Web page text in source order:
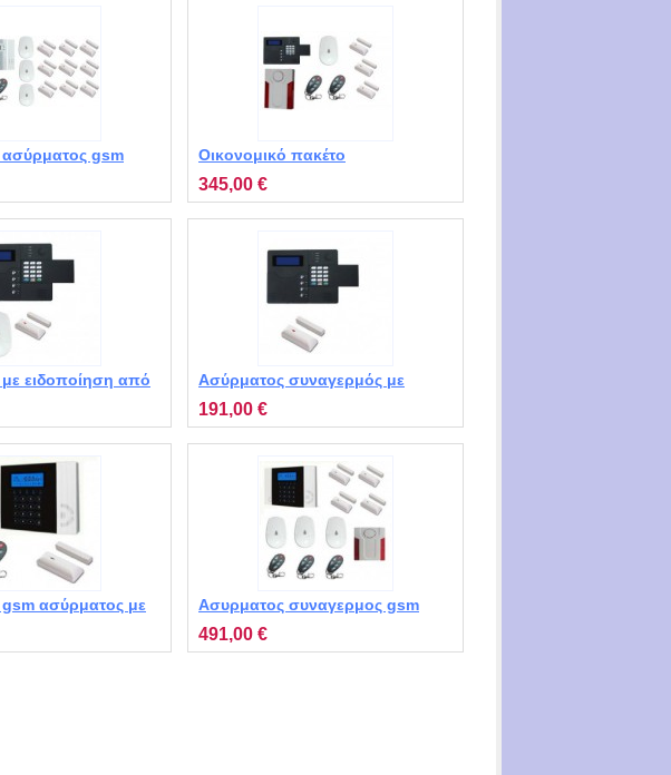
gsm
Οικονομικό πακέτο
συναγερμού με κάρτα sim STV
MT3121
345,00 €
ειδοποίηση από
Ασύρματος συναγερμός με
κάρτα sim STV MT1000
191,00 €
ασύρματος με
MT-1010 με 1
Ασυρματος συναγερμος gsm
σπιτιου STIVB MT-4331 με 4
επαφες, 3 ρανταρ, 3
491,00 €